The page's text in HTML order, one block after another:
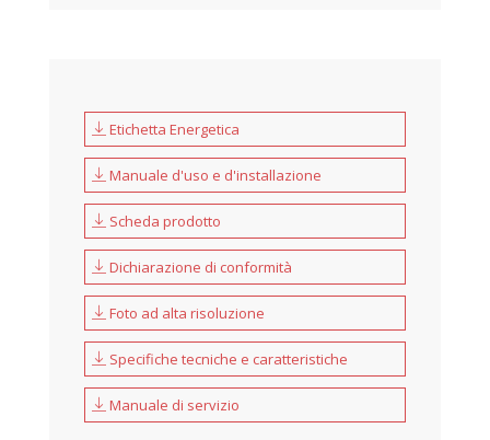
Etichetta Energetica
Manuale d'uso e d'installazione
Scheda prodotto
Dichiarazione di conformità
Foto ad alta risoluzione
Specifiche tecniche e caratteristiche
Manuale di servizio